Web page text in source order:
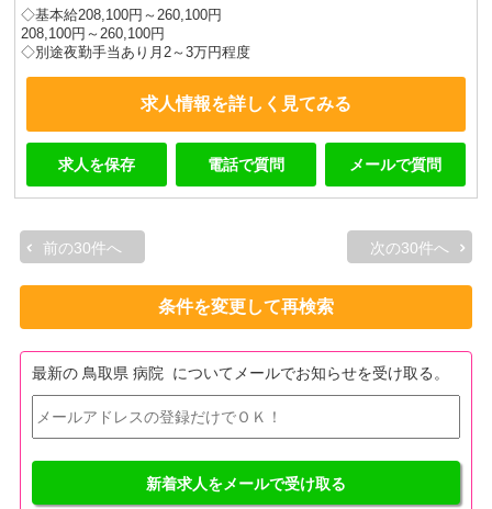
◇基本給208,100円～260,100円
208,100円～260,100円
◇別途夜勤手当あり月2～3万円程度
求人情報を詳しく見てみる
求人を保存 電話で質問 メールで質問
前の30件へ 次の30件へ
条件を変更して再検索
最新の 鳥取県 病院 についてメールでお知らせを受け取る。
新着求人をメールで受け取る